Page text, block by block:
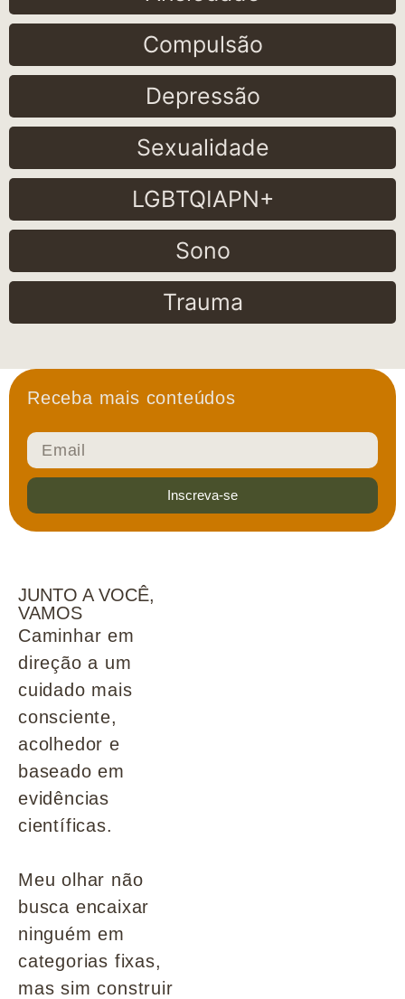
Compulsão
Depressão
Sexualidade
LGBTQIAPN+
Sono
Trauma
Receba mais conteúdos
Inscreva-se
JUNTO A VOCÊ,
VAMOS
Caminhar em
direção a um
cuidado mais
consciente,
acolhedor e
baseado em
evidências
científicas.
Meu olhar não
busca encaixar
ninguém em
categorias fixas,
mas sim construir